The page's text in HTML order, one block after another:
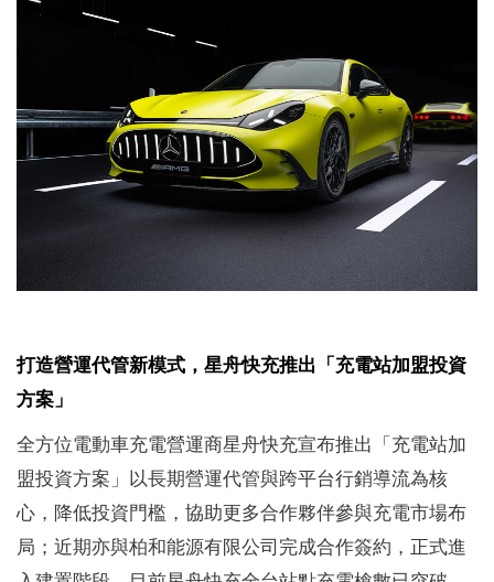
打造營運代管新模式，星舟快充推出「充電站加盟投資
方案」
全方位電動車充電營運商星舟快充宣布推出「充電站加
盟投資方案」以長期營運代管與跨平台行銷導流為核
心，降低投資門檻，協助更多合作夥伴參與充電市場布
局；近期亦與柏和能源有限公司完成合作簽約，正式進